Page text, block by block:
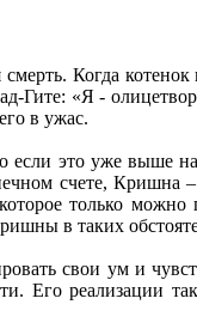
Когда котенок
Гите: «Я -
в ужас.
если это уже выше
счете,
только
в таких
свои ум и
Его реализации